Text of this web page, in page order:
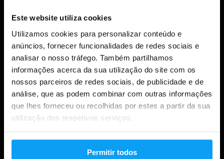
Este website utiliza cookies
Utilizamos cookies para personalizar conteúdo e
anúncios, fornecer funcionalidades de redes sociais e
analisar o nosso tráfego. Também partilhamos
informações acerca da sua utilização do site com os
nossos parceiros de redes sociais, de publicidade e de
análise, que as podem combinar com outras informações
que lhes forneceu ou recolhidas por estes a partir da sua
utilização dos respetivos serviços.
Permitir todos
Compras